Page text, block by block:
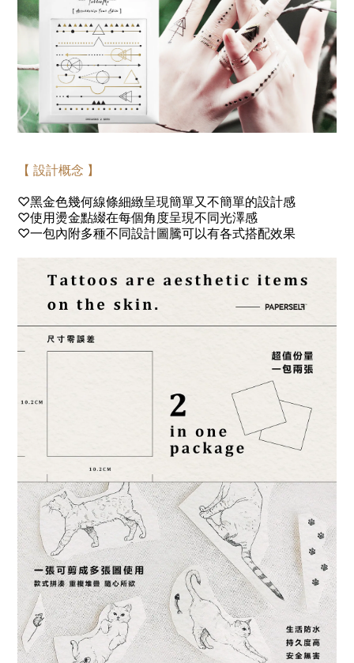
【 設計概念 】
♡黑金色幾何線條細緻呈現簡單又不簡單的設計感
♡使用燙金點綴在每個角度呈現不同光澤感
♡一包內附多種不同設計圖騰可以有各式搭配效果